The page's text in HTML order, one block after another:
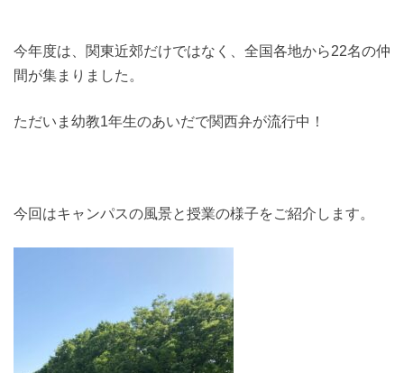
今年度は、関東近郊だけではなく、全国各地から22名の仲
間が集まりました。
ただいま幼教1年生のあいだで関西弁が流行中！
今回はキャンパスの風景と授業の様子をご紹介します。